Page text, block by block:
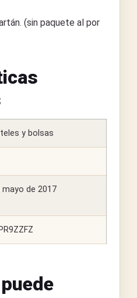
(sin paquete al por
y bolsas
mayo de 2017